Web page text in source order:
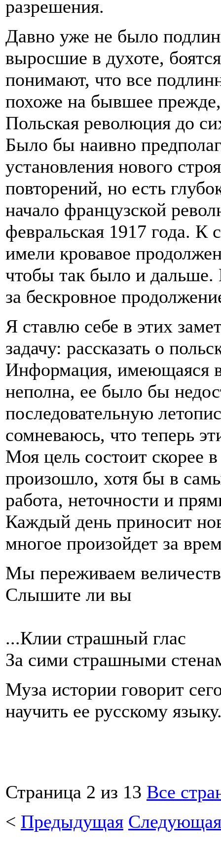
разрешения.
Давно уже не было
выросшие в духоте,
понимают, что все
похоже на бывшее
Польская революция до
Было бы наивно
установления нового
повторений, но есть
начало французской
февральская 1917 года. К
имели кровавое
чтобы так было и
за бескровное
Я ставлю себе в этих
задачу: рассказать о
Информация, имеющаяся
неполна, ее было бы
последовательную
сомневаюсь, что теперь
Моя цель состоит скорее
произошло, хотя бы в
работа, неточности и
Каждый день приносит
многое произойдет за
Мы переживаем
Слышите ли вы
...Клии страшный глас
За сими страшными
Муза истории говорит
научить ее русскому
Страница 2 из 13 Все
< Предыдущая Следующая